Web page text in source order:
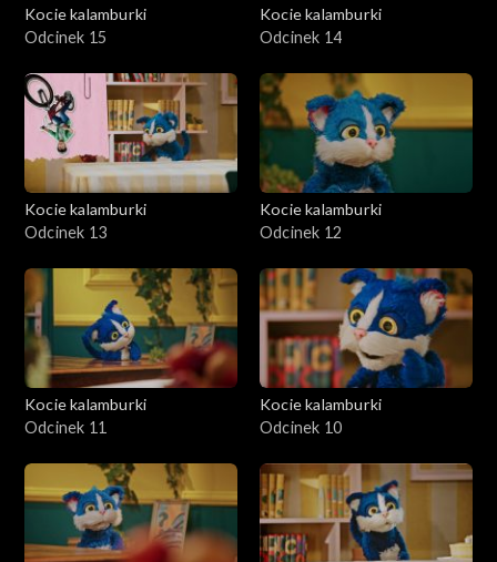
Kocie kalamburki
Odcinek 15
Kocie kalamburki
Odcinek 14
Kocie kalamburki
Odcinek 13
Kocie kalamburki
Odcinek 12
Kocie kalamburki
Odcinek 11
Kocie kalamburki
Odcinek 10